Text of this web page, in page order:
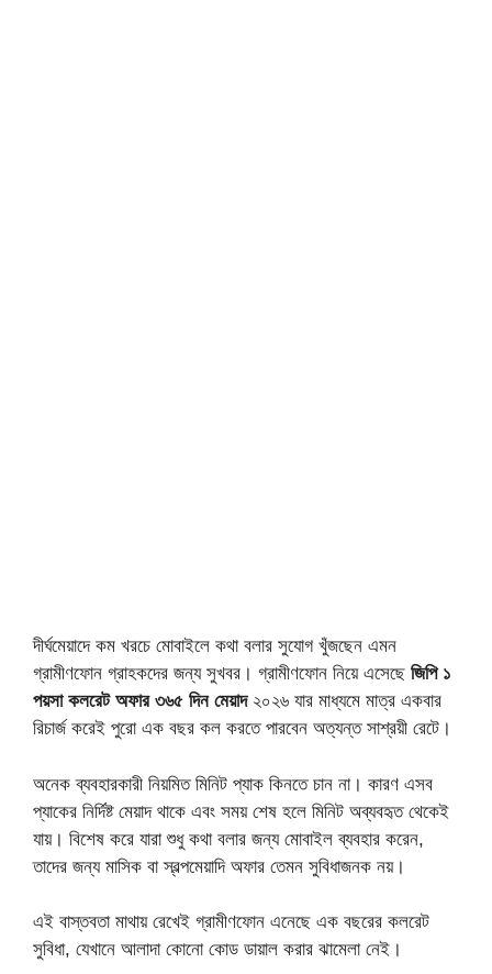
দীর্ঘমেয়াদে কম খরচে মোবাইলে কথা বলার সুযোগ খুঁজছেন এমন
গ্রামীণফোন গ্রাহকদের জন্য সুখবর। গ্রামীণফোন নিয়ে এসেছে জিপি ১
পয়সা কলরেট অফার ৩৬৫ দিন মেয়াদ২০২৬ যার মাধ্যমে মাত্র একবার
রিচার্জ করেই পুরো এক বছর কল করতে পারবেন অত্যন্ত সাশ্রয়ী রেটে।
অনেক ব্যবহারকারী নিয়মিত মিনিট প্যাক কিনতে চান না। কারণ এসব
প্যাকের নির্দিষ্ট মেয়াদ থাকে এবং সময় শেষ হলে মিনিট অব্যবহৃত থেকেই
যায়। বিশেষ করে যারা শুধু কথা বলার জন্য মোবাইল ব্যবহার করেন,
তাদের জন্য মাসিক বা স্বল্পমেয়াদি অফার তেমন সুবিধাজনক নয়।
এই বাস্তবতা মাথায় রেখেই গ্রামীণফোন এনেছে এক বছরের কলরেট
সুবিধা, যেখানে আলাদা কোনো কোড ডায়াল করার ঝামেলা নেই।